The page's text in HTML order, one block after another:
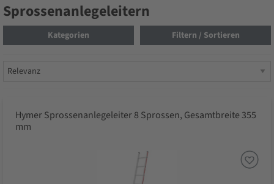
Sprossenanlegeleitern
Kategorien Filtern / Sortieren
Hymer Sprossenanlegeleiter 8 Sprossen, Gesamtbreite 355
mm